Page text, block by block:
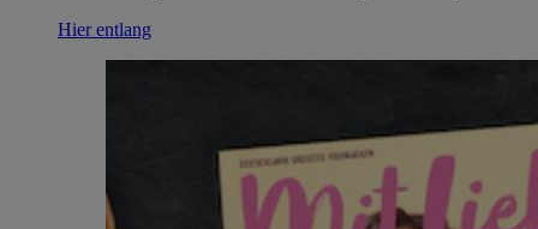
Hier entlang